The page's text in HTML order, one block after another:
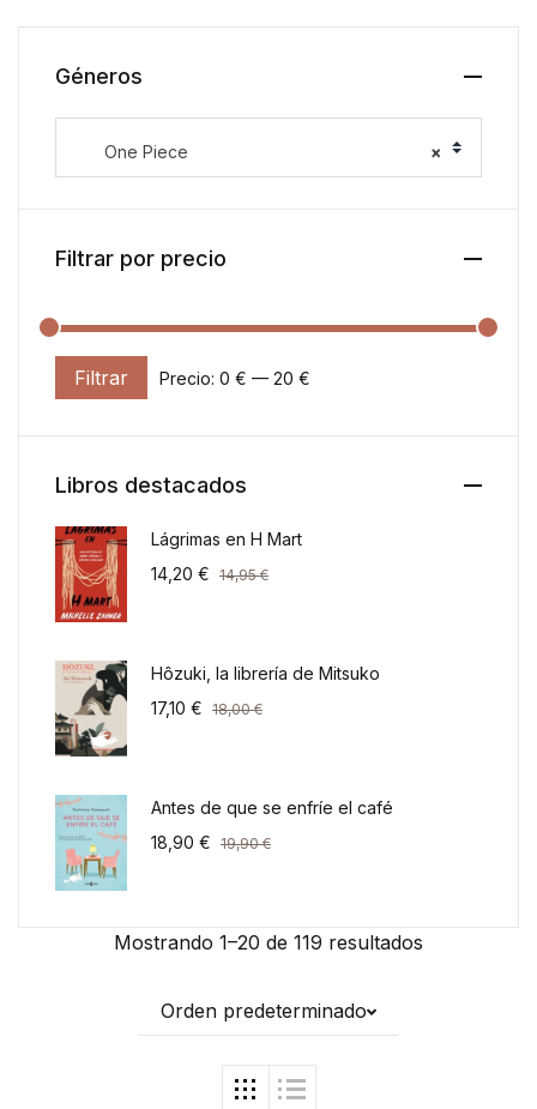
Mostrando 1–20 de 119 resultados
Orden predeterminado
Géneros
×
One Piece
Filtrar por precio
Precio mínimo
Precio máximo
Filtrar Precio: 0 € — 20 €
Libros destacados
Lágrimas en H Mart
14,20 € 14,95€
Hôzuki, la librería de Mitsuko
17,10 € 18,00€
Antes de que se enfríe el café
18,90 € 19,90€